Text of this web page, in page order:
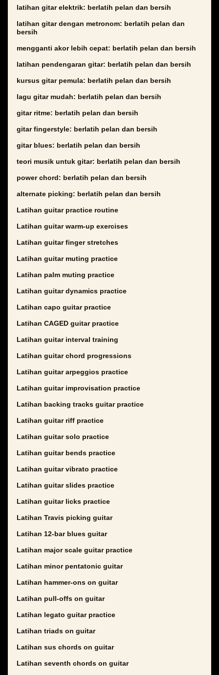
latihan gitar elektrik: berlatih pelan dan bersih
latihan gitar dengan metronom: berlatih pelan dan
bersih
mengganti akor lebih cepat: berlatih pelan dan bersih
latihan pendengaran gitar: berlatih pelan dan bersih
kursus gitar pemula: berlatih pelan dan bersih
lagu gitar mudah: berlatih pelan dan bersih
gitar ritme: berlatih pelan dan bersih
gitar fingerstyle: berlatih pelan dan bersih
gitar blues: berlatih pelan dan bersih
teori musik untuk gitar: berlatih pelan dan bersih
power chord: berlatih pelan dan bersih
alternate picking: berlatih pelan dan bersih
Latihan guitar practice routine
Latihan guitar warm-up exercises
Latihan guitar finger stretches
Latihan guitar muting practice
Latihan palm muting practice
Latihan guitar dynamics practice
Latihan capo guitar practice
Latihan CAGED guitar practice
Latihan guitar interval training
Latihan guitar chord progressions
Latihan guitar arpeggios practice
Latihan guitar improvisation practice
Latihan backing tracks guitar practice
Latihan guitar riff practice
Latihan guitar solo practice
Latihan guitar bends practice
Latihan guitar vibrato practice
Latihan guitar slides practice
Latihan guitar licks practice
Latihan Travis picking guitar
Latihan 12-bar blues guitar
Latihan major scale guitar practice
Latihan minor pentatonic guitar
Latihan hammer-ons on guitar
Latihan pull-offs on guitar
Latihan legato guitar practice
Latihan triads on guitar
Latihan sus chords on guitar
Latihan seventh chords on guitar